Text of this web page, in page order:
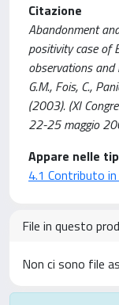
Citazione
Abandonment
positivity case of
observations
G.M., Fois, C.,
(2003). (XI
22-25 maggio
Appare nelle
4.1 Contributo
File in questo
Non ci sono file